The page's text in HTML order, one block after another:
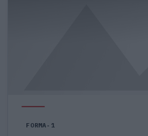
FORMA-1